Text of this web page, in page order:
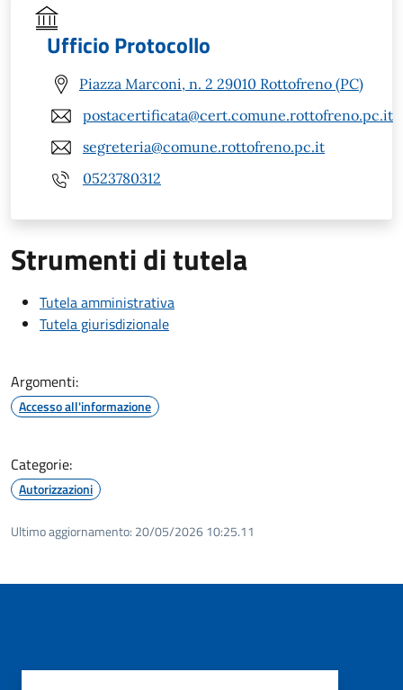
Ufficio Protocollo
Piazza Marconi, n. 2 29010 Rottofreno (PC)
postacertificata@cert.comune.rottofreno.pc.it
segreteria@comune.rottofreno.pc.it
0523780312
Strumenti di tutela
Tutela amministrativa
Tutela giurisdizionale
Argomenti:
Accesso all'informazione
Categorie:
Autorizzazioni
Ultimo aggiornamento: 20/05/2026 10:25.11